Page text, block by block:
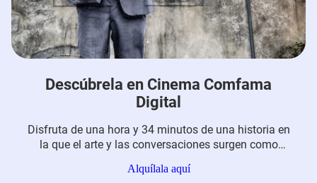
Descúbrela en Cinema Comfama
Digital
Disfruta de una hora y 34 minutos de una historia en
la que el arte y las conversaciones surgen como
Alquílala aquí